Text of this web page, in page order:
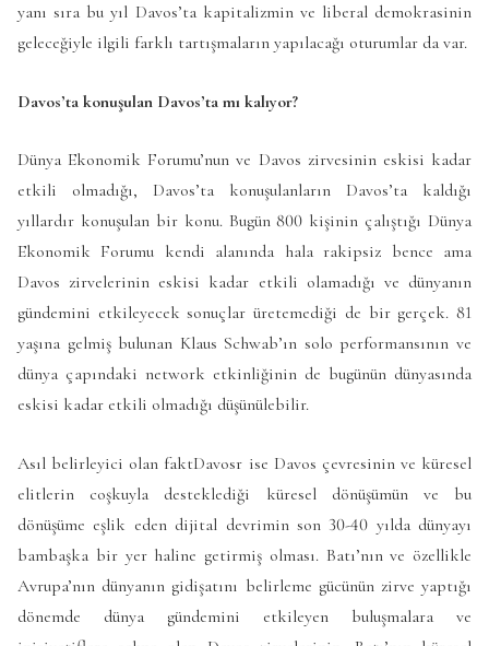
yanı sıra bu yıl Davos’ta kapitalizmin ve liberal demokrasinin
geleceğiyle ilgili farklı tartışmaların yapılacağı oturumlar da var.
Davos’ta konuşulan Davos’ta mı kalıyor?
Dünya Ekonomik Forumu’nun ve Davos zirvesinin eskisi kadar
etkili olmadığı, Davos’ta konuşulanların Davos’ta kaldığı
yıllardır konuşulan bir konu. Bugün 800 kişinin çalıştığı Dünya
Ekonomik Forumu kendi alanında hala rakipsiz bence ama
Davos zirvelerinin eskisi kadar etkili olamadığı ve dünyanın
gündemini etkileyecek sonuçlar üretemediği de bir gerçek. 81
yaşına gelmiş bulunan Klaus Schwab’ın solo performansının ve
dünya çapındaki network etkinliğinin de bugünün dünyasında
eskisi kadar etkili olmadığı düşünülebilir.
Asıl belirleyici olan faktDavosr ise Davos çevresinin ve küresel
elitlerin coşkuyla desteklediği küresel dönüşümün ve bu
dönüşüme eşlik eden dijital devrimin son 30-40 yılda dünyayı
bambaşka bir yer haline getirmiş olması. Batı’nın ve özellikle
Avrupa’nın dünyanın gidişatını belirleme gücünün zirve yaptığı
dönemde dünya gündemini etkileyen buluşmalara ve